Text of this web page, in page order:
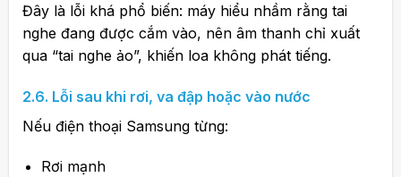
Đây là lỗi khá phổ biến: máy hiểu nhầm rằng tai
nghe đang được cắm vào, nên âm thanh chỉ xuất
qua “tai nghe ảo”, khiến loa không phát tiếng.
2.6. Lỗi sau khi rơi, va đập hoặc vào nước
Nếu điện thoại Samsung từng:
Rơi mạnh